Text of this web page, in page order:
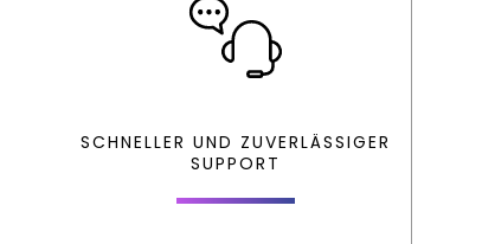
SCHNELLER UND ZUVERLÄSSIGER
SUPPORT